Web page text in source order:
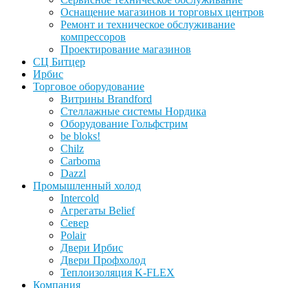
Оснащение магазинов и торговых центров
Ремонт и техническое обслуживание
компрессоров
Проектирование магазинов
СЦ Битцер
Ирбис
Торговое оборудование
Витрины Brandford
Стеллажные системы Нордика
Оборудование Гольфстрим
be bloks!
Chilz
Carboma
Dazzl
Промышленный холод
Intercold
Агрегаты Belief
Север
Polair
Двери Ирбис
Двери Профхолод
Теплоизоляция K-FLEX
Компания